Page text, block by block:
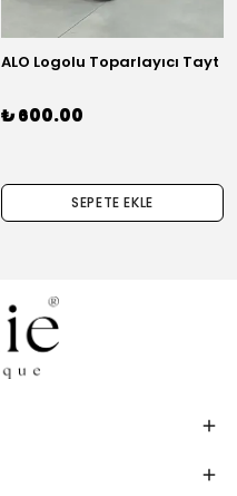
ALO Logolu Toparlayıcı Tayt
₺ 600.00
SEPETE EKLE